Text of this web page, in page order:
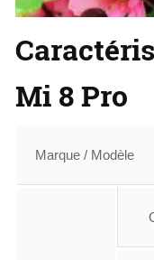
Mi 8 Pro
Marque / Modèle